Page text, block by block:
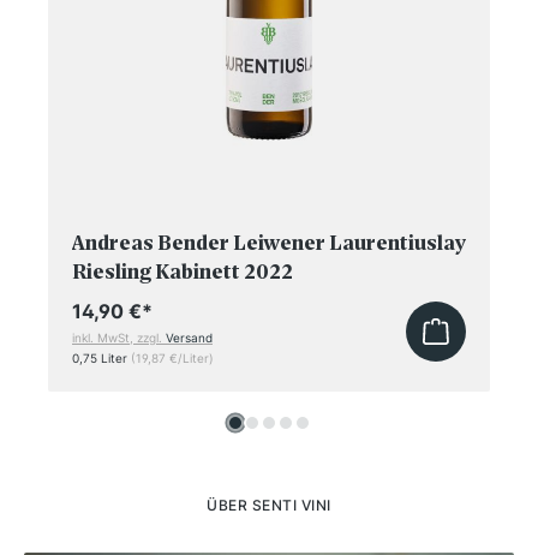
Andreas Bender Leiwener Laurentiuslay
Riesling Kabinett 2022
14,90 €*
inkl. MwSt, zzgl. Versand
0,75 Liter (19,87 €/Liter)
ÜBER SENTI VINI